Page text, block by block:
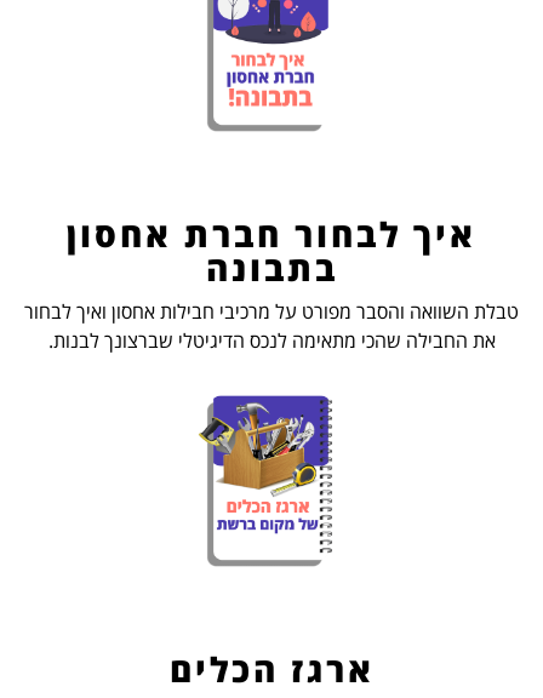
איך לבחור חברת אחסון
בתבונה
טבלת השוואה והסבר מפורט על מרכיבי חבילות אחסון ואיך לבחור
את החבילה שהכי מתאימה לנכס הדיגיטלי שברצונך לבנות.
ארגז הכלים